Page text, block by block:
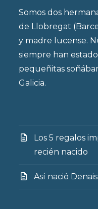
Somos dos
de Llobregat
y madre lucense.
siempre han
pequeñitas
Galicia.
Los 5 regalos
recién nacido
Así nació Denais